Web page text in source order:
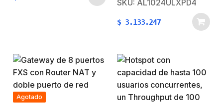
apartamentos utilizando
el expansor KEL-
T324Cableado de 4
hilos hacia los
de 10 amperios.- Cuatro
(4) salidas protegidas
una potencia nominal de
3.5A/250VCA.- Salida
filtrada y regulada
electrónicamente.-
SKU: AL1024ULXPD4
$ 3.133.247
Agotado